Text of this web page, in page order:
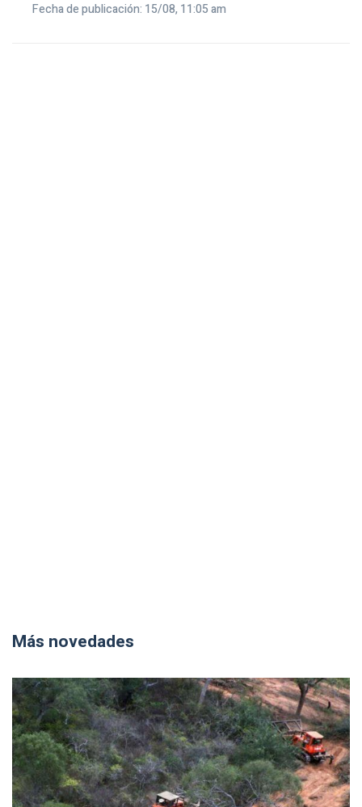
Fecha de publicación: 15/08, 11:05 am
Más novedades